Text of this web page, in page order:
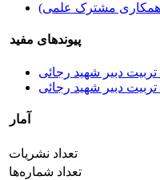
همکاری مشترک علمی)
پیوندهای مفید
تربیت دبیر شهید رجائی
تربیت دبیر شهید رجائی
آمار
تعداد نشریات
تعداد شماره‌ها